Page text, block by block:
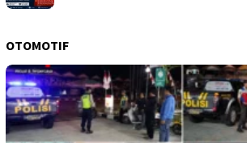
OTOMOTIF